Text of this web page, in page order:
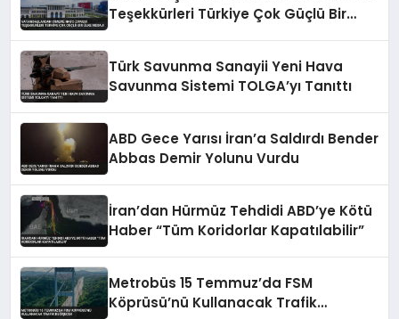
Teşekkürleri Türkiye Çok Güçlü Bir
Türk Savunma Sanayii Yeni Hava
Savunma Sistemi TOLGA’yı Tanıttı
ABD Gece Yarısı İran’a Saldırdı Bender
Abbas Demir Yolunu Vurdu
İran’dan Hürmüz Tehdidi ABD’ye Kötü
Haber “Tüm Koridorlar Kapatılabilir”
Metrobüs 15 Temmuz’da FSM
Köprüsü’nü Kullanacak Trafik